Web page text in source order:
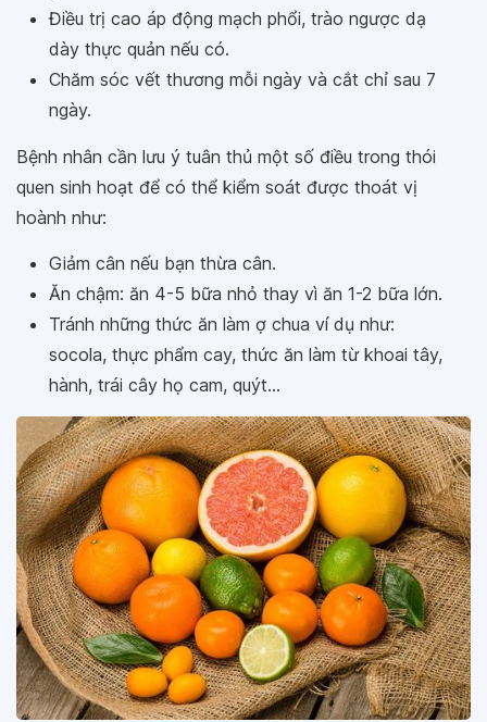
Điều trị cao áp động mạch phổi, trào ngược dạ
dày thực quản nếu có.
Chăm sóc vết thương mỗi ngày và cắt chỉ sau 7
ngày.
Bệnh nhân cần lưu ý tuân thủ một số điều trong thói
quen sinh hoạt để có thể kiểm soát được thoát vị
hoành như:
Giảm cân nếu bạn thừa cân.
Ăn chậm: ăn 4-5 bữa nhỏ thay vì ăn 1-2 bữa lớn.
Tránh những thức ăn làm ợ chua ví dụ như:
socola, thực phẩm cay, thức ăn làm từ khoai tây,
hành, trái cây họ cam, quýt...